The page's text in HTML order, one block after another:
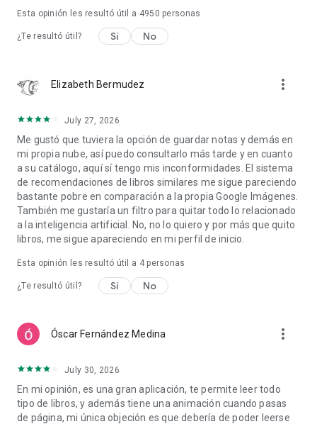
Esta opinión les resultó útil a 4950 personas
¿Te resultó útil? Sí No
Elizabeth Bermudez more_vert
July 27, 2026
Me gustó que tuviera la opción de guardar notas y demás en
mi propia nube, así puedo consultarlo más tarde y en cuanto
a su catálogo, aquí sí tengo mis inconformidades. El sistema
de recomendaciones de libros similares me sigue pareciendo
bastante pobre en comparación a la propia Google Imágenes.
También me gustaría un filtro para quitar todo lo relacionado
a la inteligencia artificial. No, no lo quiero y por más que quito
libros, me sigue apareciendo en mi perfil de inicio.
Esta opinión les resultó útil a 4personas
¿Te resultó útil? Sí No
Óscar Fernández Medina more_vert
July 30, 2026
En mi opinión, es una gran aplicación, te permite leer todo
tipo de libros, y además tiene una animación cuando pasas
de página, mi única objeción es que debería de poder leerse